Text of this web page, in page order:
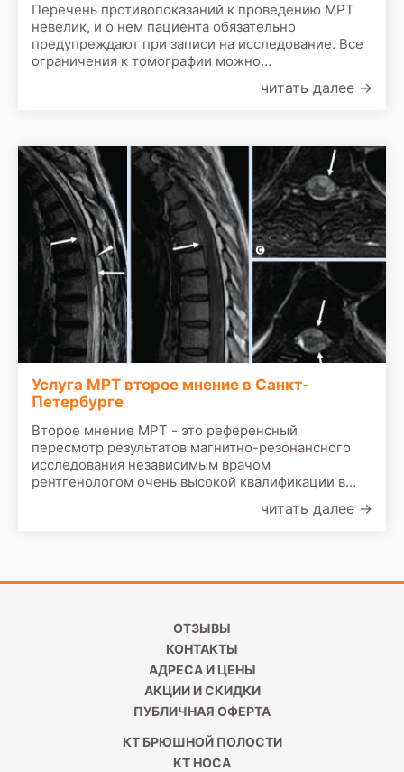
Перечень противопоказаний к проведению МРТ
невелик, и о нем пациента обязательно
предупреждают при записи на исследование. Все
ограничения к томографии можно
абсолютные. Абсолютные противопоказания при
сканирования. МРТ аппарат - это, по сути,
большой и очень мощный магнит.
читать далее →
Услуга МРТ второе мнение в Санкт-
Петербурге
Второе мнение МРТ - это референсный
пересмотр результатов магнитно-резонансного
исследования независимым врачом
рентгенологом очень высокой квалификации в
медицинских центров Санкт-Петербурга к услуге
читать далее →
ОТЗЫВЫ
КОНТАКТЫ
АДРЕСА И ЦЕНЫ
АКЦИИ И СКИДКИ
ПУБЛИЧНАЯ ОФЕРТА
КТ БРЮШНОЙ ПОЛОСТИ
КТ НОСА